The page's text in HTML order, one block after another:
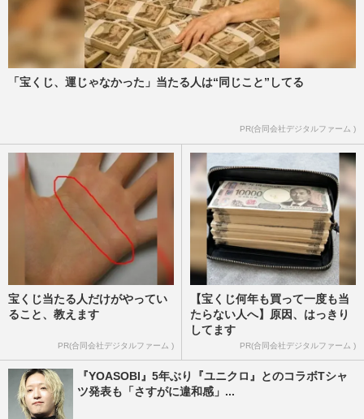
「宝くじ、運じゃなかった」当たる人は“同じこと”してる
PR(合同会社デジタルファーム )
宝くじ当たる人だけがやってい
ること、教えます
PR(合同会社デジタルファーム )
【宝くじ何年も買って一度も当
たらない人へ】原因、はっきり
してます
PR(合同会社デジタルファーム )
『YOASOBI』5年ぶり『ユニクロ』とのコラボTシャ
ツ発表も「さすがに違和感」...